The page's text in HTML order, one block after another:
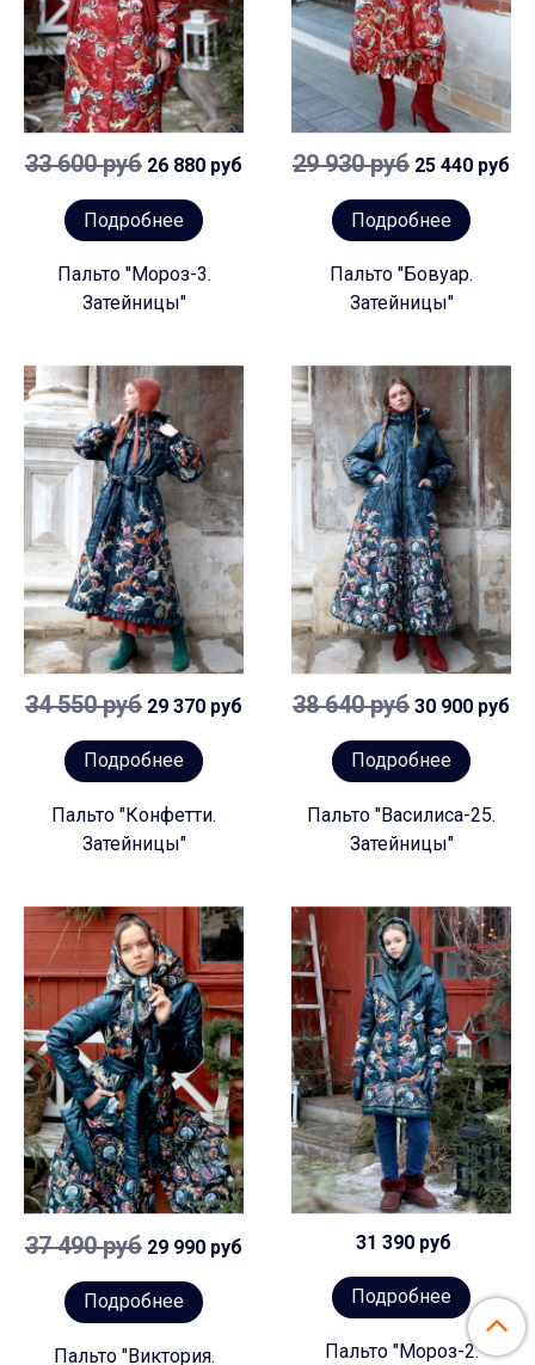
33 600 руб 26 880 руб
Подробнее
Пальто "Мороз-3.
Затейницы"
29 930 руб 25 440 руб
Подробнее
Пальто "Бовуар.
Затейницы"
34 550 руб 29 370 руб
Подробнее
Пальто "Конфетти.
Затейницы"
38 640 руб 30 900 руб
Подробнее
Пальто "Василиса-25.
Затейницы"
37 490 руб 29 990 руб
Подробнее
Пальто "Виктория.
31 390 руб
Подробнее
Пальто "Мороз-2.